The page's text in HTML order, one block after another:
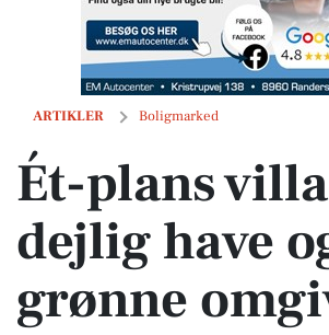
ARTIKLER Boligmarked
Ét-plans villa med dejlig have og grønne
Ét-plans
dejlig have
grønne